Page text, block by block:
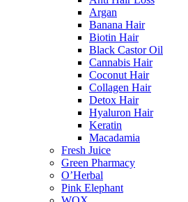
Argan
Banana Hair
Biotin Hair
Black Castor Oil
Cannabis Hair
Coconut Hair
Collagen Hair
Detox Hair
Hyaluron Hair
Keratin
Macadamia
Fresh Juice
Green Pharmacy
O’Herbal
Pink Elephant